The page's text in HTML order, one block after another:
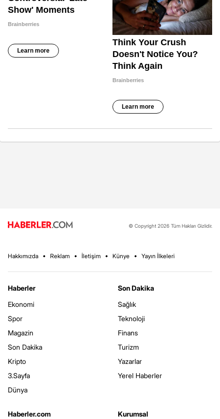
© Copyright 2026 Tüm Hakları Gizlidir.
Hakkımızda Reklam İletişim Künye Yayın İlkeleri
Haberler
Ekonomi
Spor
Magazin
Son Dakika
Kripto
3.Sayfa
Dünya
Son Dakika
Sağlık
Teknoloji
Finans
Turizm
Yazarlar
Yerel Haberler
Haberler.com
Kurumsal